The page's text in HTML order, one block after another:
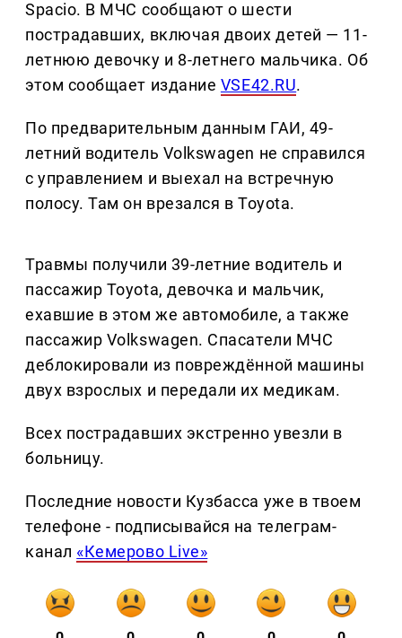
Spacio. В МЧС сообщают о шести
пострадавших, включая двоих детей — 11-
летнюю девочку и 8-летнего мальчика. Об
этом сообщает издание VSE42.RU.
По предварительным данным ГАИ, 49-
летний водитель Volkswagen не справился
с управлением и выехал на встречную
полосу. Там он врезался в Toyota.
Травмы получили 39-летние водитель и
пассажир Toyota, девочка и мальчик,
ехавшие в этом же автомобиле, а также
пассажир Volkswagen. Спасатели МЧС
деблокировали из повреждённой машины
двух взрослых и передали их медикам.
Всех пострадавших экстренно увезли в
больницу.
Последние новости Кузбасса уже в твоем
телефоне - подписывайся на телеграм-
канал «Кемерово Live»